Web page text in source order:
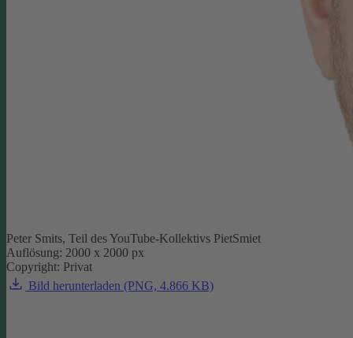
Peter Smits, Teil des YouTube-Kollektivs PietSmiet
Auflösung: 2000 x 2000 px
Copyright: Privat
Bild herunterladen (PNG, 4.866 KB)